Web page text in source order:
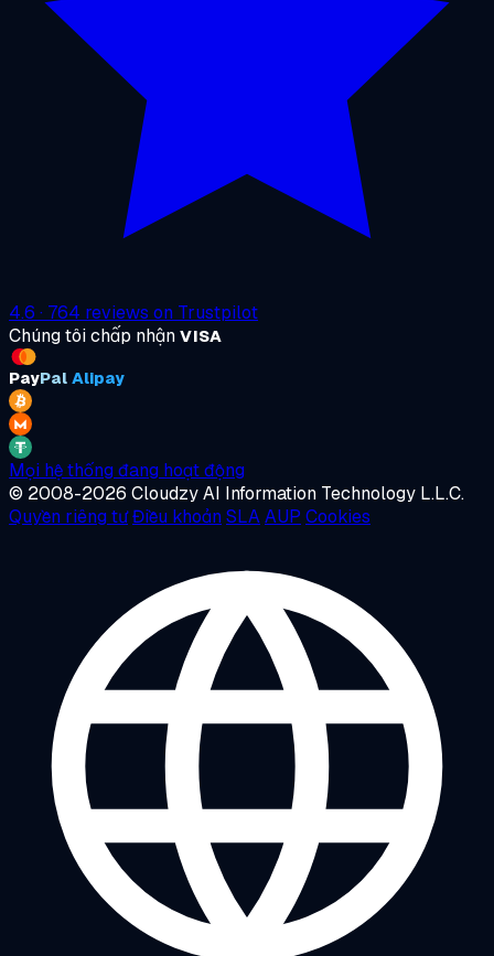
4.6 · 764 reviews on Trustpilot
Chúng tôi chấp nhận VISA
PayPal Alipay
Mọi hệ thống đang hoạt động
© 2008-2026 Cloudzy AI Information Technology L.L.C.
Quyền riêng tưĐiều khoản SLAAUP Cookies